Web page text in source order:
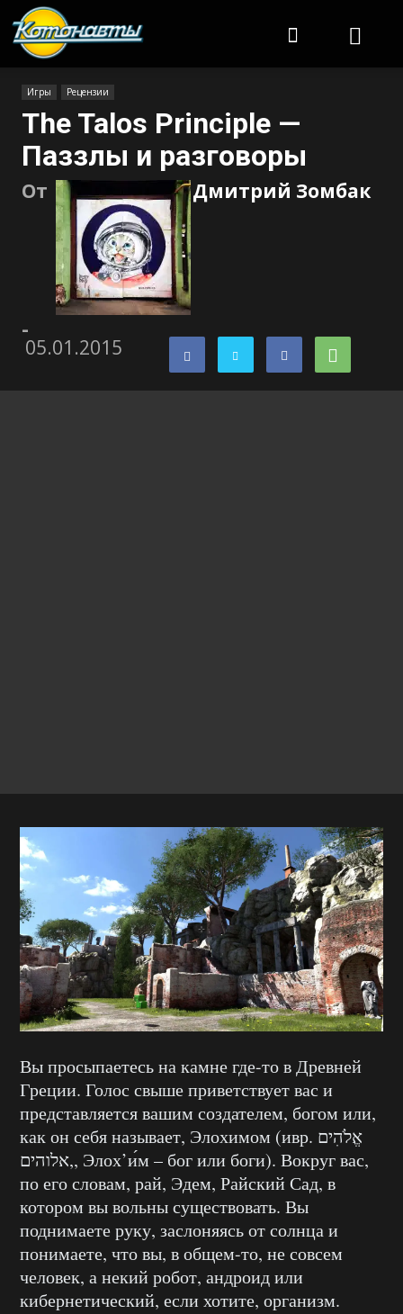
Игры Рецензии
The Talos Principle —
Паззлы и разговоры
От Дмитрий Зомбак
-
05.01.2015
Вы просыпаетесь на камне где-то в Древней
Греции. Голос свыше приветствует вас и
представляется вашим создателем, богом или,
как он себя называет, Элохимом (ивр. אֱלֹהִים
,אלוהים‎, Элох’и́м – бог или боги). Вокруг вас,
по его словам, рай, Эдем, Райский Сад, в
котором вы вольны существовать. Вы
поднимаете руку, заслоняясь от солнца и
понимаете, что вы, в общем-то, не совсем
человек, а некий робот, андроид или
кибернетический, если хотите, организм.